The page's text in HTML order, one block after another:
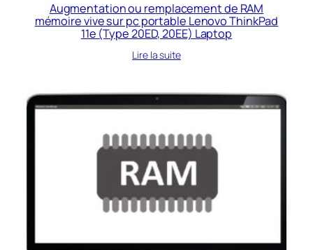
Augmentation ou remplacement de RAM
mémoire vive sur pc portable Lenovo ThinkPad
11e (Type 20ED, 20EE) Laptop
Lire la suite